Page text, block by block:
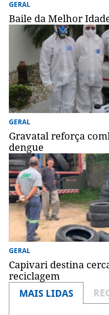
GERAL
Baile da Melhor
GERAL
Gravatal reforça
dengue
GERAL
Capivari destina
reciclagem
MAIS LIDAS